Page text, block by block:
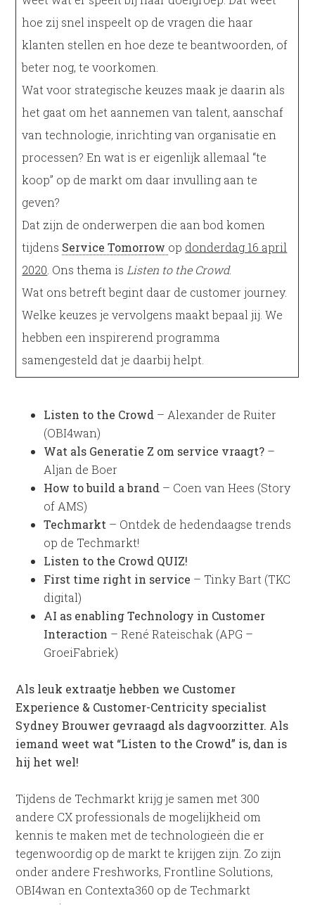
hoe zij snel inspeelt op de vragen die haar
klanten stellen en hoe deze te beantwoorden, of
beter nog, te voorkomen.
Wat voor strategische keuzes maak je daarin als
het gaat om het aannemen van talent, aanschaf
van technologie, inrichting van organisatie en
processen? En wat is er eigenlijk allemaal “te
koop” op de markt om daar invulling aan te
geven?
Dat zijn de onderwerpen die aan bod komen
tijdens Service Tomorrow op donderdag 16 april
2020 . Ons thema is Listen to the Crowd.
Wat ons betreft begint daar de customer journey.
Welke keuzes je vervolgens maakt bepaal jij. We
hebben een inspirerend programma
samengesteld dat je daarbij helpt.
Listen to the Crowd – Alexander de Ruiter
(OBI4wan)
Wat als Generatie Z om service vraagt? –
Aljan de Boer
How to build a brand – Coen van Hees (Story
of AMS)
Techmarkt – Ontdek de hedendaagse trends
op de Techmarkt!
Listen to the Crowd QUIZ!
First time right in service – Tinky Bart (TKC
digital)
AI as enabling Technology in Customer
Interaction – René Rateischak (APG –
GroeiFabriek)
Als leuk extraatje hebben we Customer
Experience & Customer-Centricity specialist
Sydney Brouwer gevraagd als dagvoorzitter. Als
iemand weet wat “Listen to the Crowd” is, dan is
hij het wel!
Tijdens de Techmarkt krijg je samen met 300
andere CX professionals de mogelijkheid om
kennis te maken met de technologieën die er
tegenwoordig op de markt te krijgen zijn. Zo zijn
onder andere Freshworks, Frontline Solutions,
OBI4wan en Contexta360 op de Techmarkt